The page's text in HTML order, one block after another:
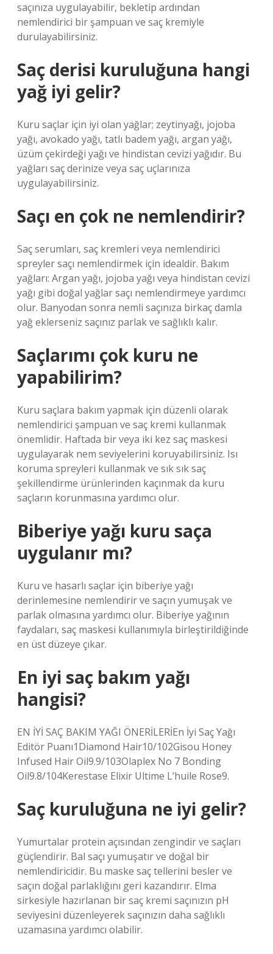
saçınıza uygulayabilir, bekletip ardından
nemlendirici bir şampuan ve saç kremiyle
durulayabilirsiniz.
Saç derisi kuruluğuna hangi
yağ iyi gelir?
Kuru saçlar için iyi olan yağlar; zeytinyağı, jojoba
yağı, avokado yağı, tatlı badem yağı, argan yağı,
üzüm çekirdeği yağı ve hindistan cevizi yağıdır. Bu
yağları saç derinize veya saç uçlarınıza
uygulayabilirsiniz.
Saçı en çok ne nemlendirir?
Saç serumları, saç kremleri veya nemlendirici
spreyler saçı nemlendirmek için idealdir. Bakım
yağları: Argan yağı, jojoba yağı veya hindistan cevizi
yağı gibi doğal yağlar saçı nemlendirmeye yardımcı
olur. Banyodan sonra nemli saçınıza birkaç damla
yağ eklerseniz saçınız parlak ve sağlıklı kalır.
Saçlarımı çok kuru ne
yapabilirim?
Kuru saçlara bakım yapmak için düzenli olarak
nemlendirici şampuan ve saç kremi kullanmak
önemlidir. Haftada bir veya iki kez saç maskesi
uygulayarak nem seviyelerini koruyabilirsiniz. Isı
koruma spreyleri kullanmak ve sık sık saç
şekillendirme ürünlerinden kaçınmak da kuru
saçların korunmasına yardımcı olur.
Biberiye yağı kuru saça
uygulanır mı?
Kuru ve hasarlı saçlar için biberiye yağı
derinlemesine nemlendirir ve saçın yumuşak ve
parlak olmasına yardımcı olur. Biberiye yağının
faydaları, saç maskesi kullanımıyla birleştirildiğinde
en üst düzeye çıkar.
En iyi saç bakım yağı
hangisi?
EN İYİ SAÇ BAKIM YAĞI ÖNERİLERİEn İyi Saç Yağı
Editör Puanı1Diamond Hair10/102Gisou Honey
Infused Hair Oil9.9/103Olaplex No 7 Bonding
Oil9.8/104Kerestase Elixir Ultime L’huile Rose9.
Saç kuruluğuna ne iyi gelir?
Yumurtalar protein açısından zengindir ve saçları
güçlendirir. Bal saçı yumuşatır ve doğal bir
nemlendiricidir. Bu maske saç tellerini besler ve
saçın doğal parlaklığını geri kazandırır. Elma
sirkesiyle hazırlanan bir saç kremi saçınızın pH
seviyesini düzenleyerek saçınızın daha sağlıklı
uzamasına yardımcı olabilir.